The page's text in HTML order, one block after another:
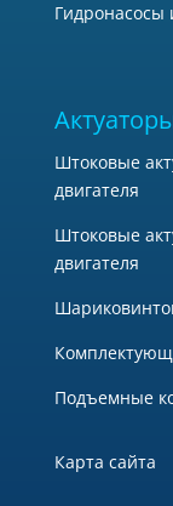
Гидронасосы
Штоковые
двигателя
Штоковые
двигателя
Подъемные
Карта сайта